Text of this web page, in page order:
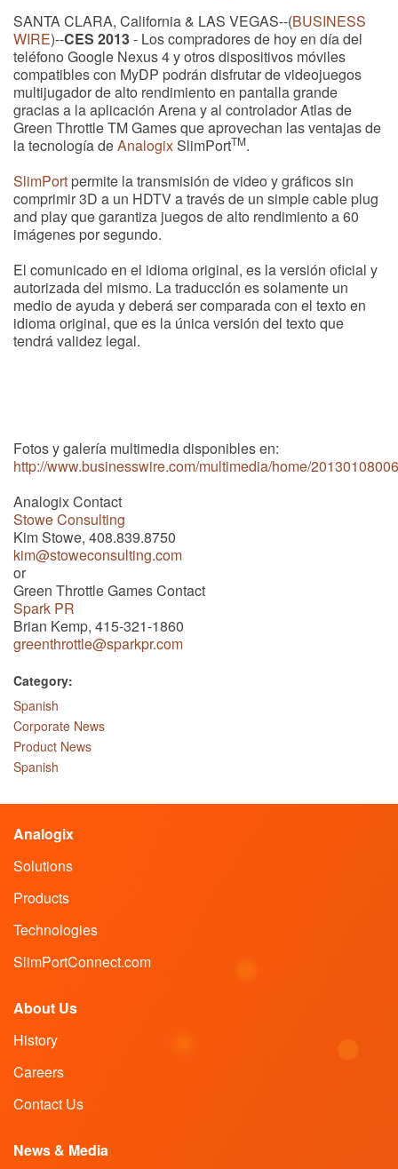
SANTA CLARA, California & LAS VEGAS--(BUSINESS
WIRE)--CES 2013- Los compradores de hoy en día del
teléfono Google Nexus 4 y otros dispositivos móviles
compatibles con MyDP podrán disfrutar de videojuegos
multijugador de alto rendimiento en pantalla grande
gracias a la aplicación Arena y al controlador Atlas de
Green Throttle TM Games que aprovechan las ventajas de
la tecnología deAnalogixSlimPortTM.
SlimPort permite la transmisión de video y gráficos sin
comprimir 3D a un HDTV a través de un simple cable plug
and play que garantiza juegos de alto rendimiento a 60
imágenes por segundo.
El comunicado en el idioma original, es la versión oficial y
autorizada del mismo. La traducción es solamente un
medio de ayuda y deberá ser comparada con el texto en
idioma original, que es la única versión del texto que
tendrá validez legal.
Fotos y galería multimedia disponibles en:
http://www.businesswire.com/multimedia/home/
Analogix Contact
Stowe Consulting
Kim Stowe, 408.839.8750
kim@stoweconsulting.com
or
Green Throttle Games Contact
Spark PR
Brian Kemp, 415-321-1860
greenthrottle@sparkpr.com
Category:
Spanish
Corporate News
Product News
Spanish
Analogix
Solutions
Products
Technologies
SlimPortConnect.com
About Us
History
Careers
Contact Us
News & Media